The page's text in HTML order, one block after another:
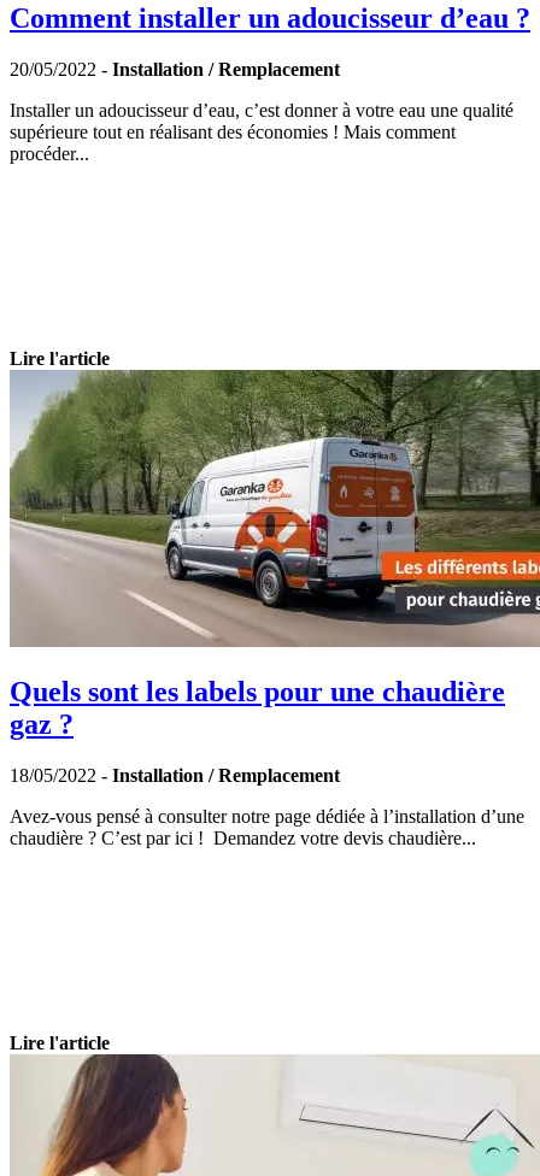
Comment installer un adoucisseur d’eau ?
20/05/2022 - Installation / Remplacement
Installer un adoucisseur d’eau, c’est donner à votre eau une qualité
supérieure tout en réalisant des économies ! Mais comment
procéder...
Lire l'article
Quels sont les labels pour une chaudière
gaz ?
18/05/2022 - Installation / Remplacement
Avez-vous pensé à consulter notre page dédiée à l’installation d’une
chaudière ? C’est par ici ! Demandez votre devis chaudière...
Lire l'article